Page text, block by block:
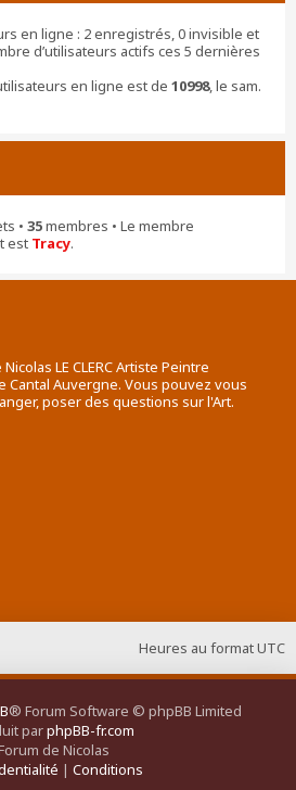
en ligne : 2 enregistrés, 0 invisible et
d’utilisateurs actifs ces 5 dernières
en ligne est de 10998, le sam.
• 35membres • Le membre
est Tracy.
LE CLERC Artiste Peintre
Cantal Auvergne. Vous pouvez vous
poser des questions sur l'Art.
Heures au formatUTC
® Forum Software © phpBB Limited
parphpBB-fr.com
de Nicolas
| Conditions